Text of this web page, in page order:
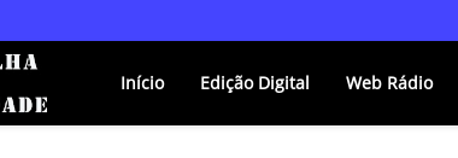
Início Edição Digital Web Rádio